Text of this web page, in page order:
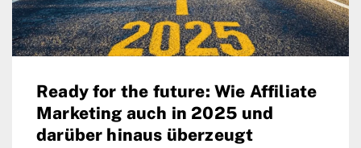
Ready for the future: Wie Affiliate
Marketing auch in 2025 und
darüber hinaus überzeugt